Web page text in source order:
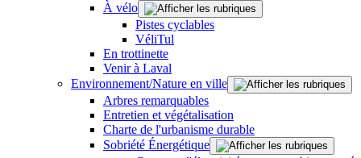
À vélo
Pistes cyclables
VéliTul
En trottinette
Venir à Laval
Environnement/Nature en ville
Arbres remarquables
Entretien et végétalisation
Charte de l'urbanisme durable
Sobriété Énergétique